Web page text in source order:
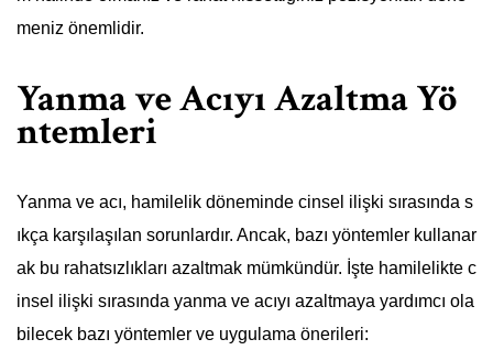
meniz önemlidir.
Yanma ve Acıyı Azaltma Yö
ntemleri
Yanma ve acı, hamilelik döneminde cinsel ilişki sırasında s
ıkça karşılaşılan sorunlardır. Ancak, bazı yöntemler kullanar
ak bu rahatsızlıkları azaltmak mümkündür. İşte hamilelikte c
insel ilişki sırasında yanma ve acıyı azaltmaya yardımcı ola
bilecek bazı yöntemler ve uygulama önerileri: